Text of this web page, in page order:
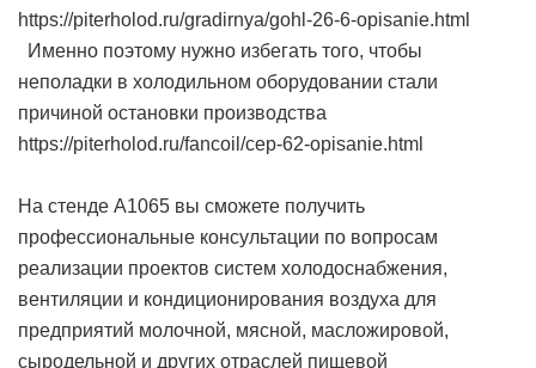
https://piterholod.ru/gradirnya/gohl-26-6-opisanie.html
Именно поэтому нужно избегать того, чтобы
неполадки в холодильном оборудовании стали
причиной остановки производства
https://piterholod.ru/fancoil/cep-62-opisanie.html
На стенде А1065 вы сможете получить
профессиональные консультации по вопросам
реализации проектов систем холодоснабжения,
вентиляции и кондиционирования воздуха для
предприятий молочной, мясной, масложировой,
сыродельной и других отраслей пищевой